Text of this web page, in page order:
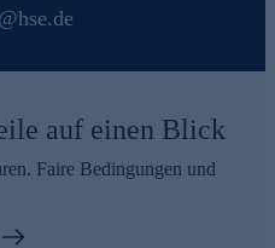
auf einen Blick
Faire Bedingungen und